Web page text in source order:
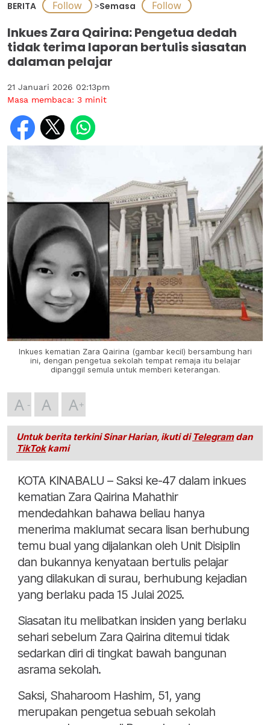
BERITA >Semasa
Inkues Zara Qairina: Pengetua dedah
tidak terima laporan bertulis siasatan
dalaman pelajar
21 Januari 2026 02:13pm
Masa membaca: 3 minit
Inkues kematian Zara Qairina (gambar kecil) bersambung hari
ini, dengan pengetua sekolah tempat remaja itu belajar
dipanggil semula untuk memberi keterangan.
A A A
Untuk berita terkini Sinar Harian, ikuti di Telegramdan
TikTokkami
KOTA KINABALU – Saksi ke-47 dalam inkues
kematian Zara Qairina Mahathir
mendedahkan bahawa beliau hanya
menerima maklumat secara lisan berhubung
temu bual yang dijalankan oleh Unit Disiplin
dan bukannya kenyataan bertulis pelajar
yang dilakukan di surau, berhubung kejadian
yang berlaku pada 15 Julai 2025.
Siasatan itu melibatkan insiden yang berlaku
sehari sebelum Zara Qairina ditemui tidak
sedarkan diri di tingkat bawah bangunan
asrama sekolah.
Saksi, Shaharoom Hashim, 51, yang
merupakan pengetua sebuah sekolah